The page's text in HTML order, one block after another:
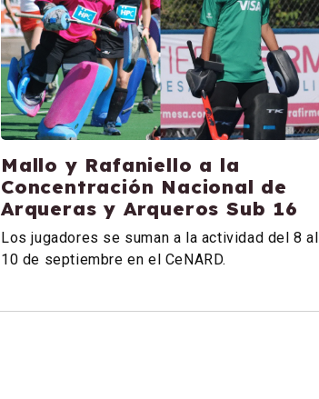
Mallo y Rafaniello a la
Concentración Nacional de
Arqueras y Arqueros Sub 16
Los jugadores se suman a la actividad del 8 al
10 de septiembre en el CeNARD.